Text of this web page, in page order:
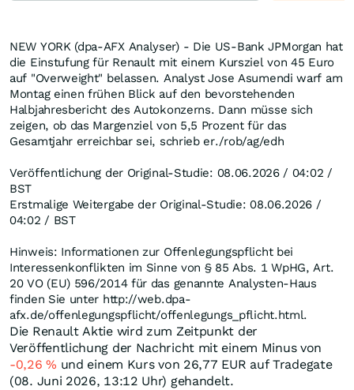
NEW YORK (dpa-AFX Analyser) - Die US-Bank JPMorgan hat
die Einstufung für Renault mit einem Kursziel von 45 Euro
auf "Overweight" belassen. Analyst Jose Asumendi warf am
Montag einen frühen Blick auf den bevorstehenden
Halbjahresbericht des Autokonzerns. Dann müsse sich
zeigen, ob das Margenziel von 5,5 Prozent für das
Gesamtjahr erreichbar sei, schrieb er./rob/ag/edh
Veröffentlichung der Original-Studie: 08.06.2026 / 04:02 /
BST
Erstmalige Weitergabe der Original-Studie: 08.06.2026 /
04:02 / BST
Hinweis: Informationen zur Offenlegungspflicht bei
Interessenkonflikten im Sinne von § 85 Abs. 1 WpHG, Art.
20 VO (EU) 596/2014 für das genannte Analysten-Haus
finden Sie unter http://web.dpa-
afx.de/offenlegungspflicht/offenlegungs_pflicht.html.
Die Renault Aktie wird zum Zeitpunkt der
Veröffentlichung der Nachricht mit einem Minus von
-0,26% und einem Kurs von 26,77 EUR auf Tradegate
(08. Juni 2026, 13:12 Uhr) gehandelt.